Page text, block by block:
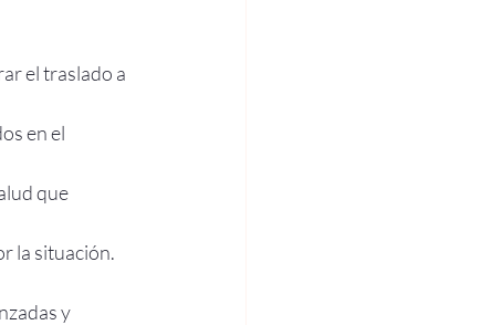
el traslado a
en el
que
la situación.
y